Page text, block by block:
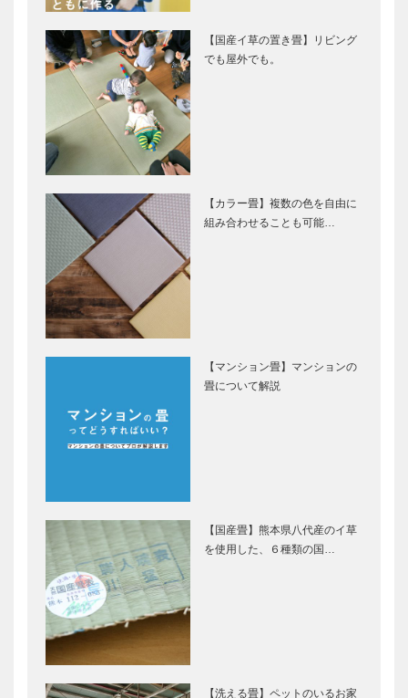
【国産イ草の置き畳】リビング
でも屋外でも。
【カラー畳】複数の色を自由に
組み合わせることも可能…
【マンション畳】マンションの
畳について解説
【国産畳】熊本県八代産のイ草
を使用した、６種類の国…
【洗える畳】ペットのいるお家